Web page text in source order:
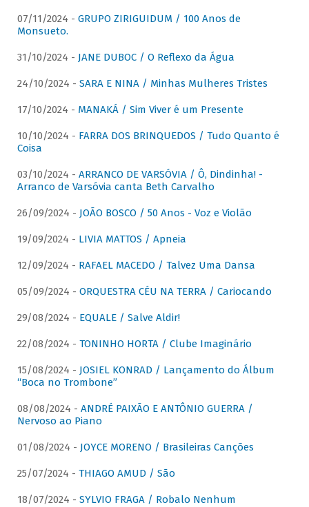
07/11/2024 - GRUPO ZIRIGUIDUM / 100 Anos de
Monsueto.
31/10/2024 - JANE DUBOC / O Reflexo da Água
24/10/2024 - SARA E NINA / Minhas Mulheres Tristes
17/10/2024 - MANAKÁ / Sim Viver é um Presente
10/10/2024 - FARRA DOS BRINQUEDOS / Tudo Quanto é
Coisa
03/10/2024 - ARRANCO DE VARSÓVIA / Ô, Dindinha! -
Arranco de Varsóvia canta Beth Carvalho
26/09/2024 - JOÃO BOSCO / 50 Anos - Voz e Violão
19/09/2024 - LIVIA MATTOS / Apneia
12/09/2024 - RAFAEL MACEDO / Talvez Uma Dansa
05/09/2024 - ORQUESTRA CÉU NA TERRA / Cariocando
29/08/2024 - EQUALE / Salve Aldir!
22/08/2024 - TONINHO HORTA / Clube Imaginário
15/08/2024 - JOSIEL KONRAD / Lançamento do Álbum
“Boca no Trombone”
08/08/2024 - ANDRÉ PAIXÃO E ANTÔNIO GUERRA /
Nervoso ao Piano
01/08/2024 - JOYCE MORENO / Brasileiras Canções
25/07/2024 - THIAGO AMUD / São
18/07/2024 - SYLVIO FRAGA / Robalo Nenhum